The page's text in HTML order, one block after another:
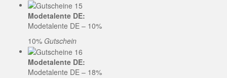
Modetalente DE:
Modetalente DE – 10%
10% Gutschein
Modetalente DE:
Modetalente DE – 18%